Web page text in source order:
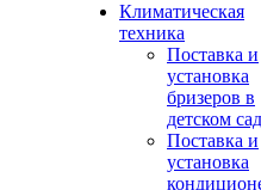
Климатическая
техника
Поставка и
установка
бризеров в
детском
Поставка и
установка